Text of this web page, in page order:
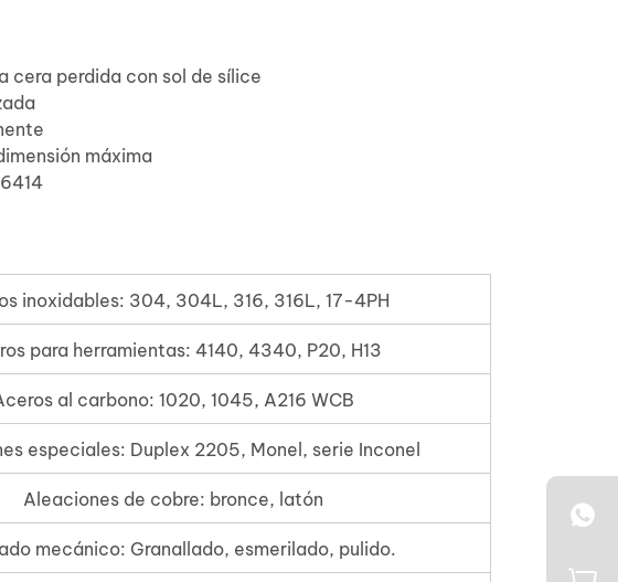
cera perdida con sol de sílice
máxima
inoxidables: 304, 304L, 316, 316L, 17-4PH
para herramientas: 4140, 4340, P20, H13
al carbono: 1020, 1045, A216 WCB
especiales: Duplex 2205, Monel, serie Inconel
Aleaciones de cobre: bronce, latón
mecánico: Granallado, esmerilado, pulido.